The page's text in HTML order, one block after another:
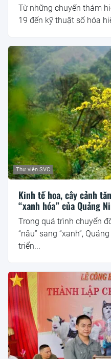
Từ những chuyến thám
19 đến kỹ thuật số hóa
Thư viện SVC
Kinh tế hoa, cây cảnh
“xanh hóa” của Quảng
Trong quá trình chuyển
“nâu” sang “xanh”,
triển...